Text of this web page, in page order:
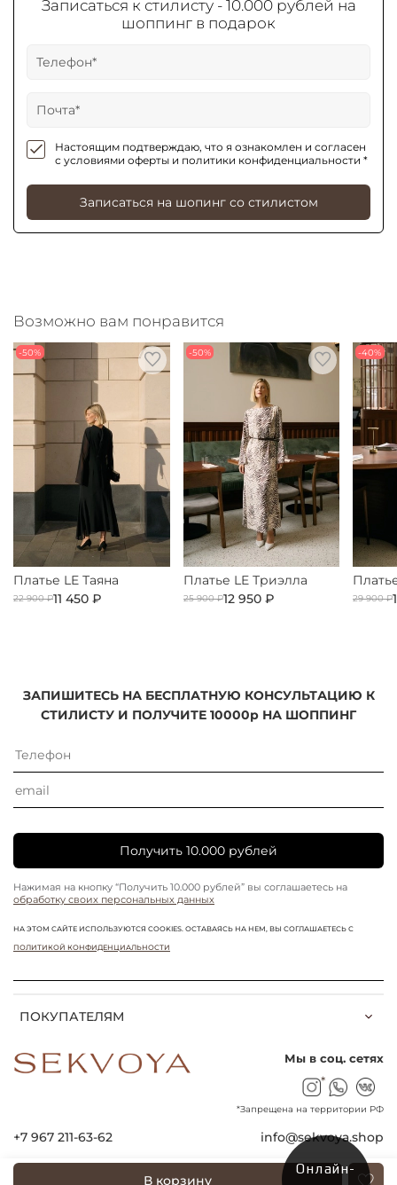
В корзину
Записаться к стилисту - 10.000 рублей на
шоппинг в подарок
Настоящим подтверждаю, что я ознакомлен и согласен
с условиями оферты и политики конфиденциальности *
Записаться на шопинг со стилистом
Возможно вам понравится
-50%
Платье LE Таяна
22 900 ₽11 450 ₽
-50%
Платье LE Триэлла
25 900 ₽12 950 ₽
-40%
29 900 ₽
ПОКУПАТЕЛЯМ
ЗАПИШИТЕСЬ НА БЕСПЛАТНУЮ КОНСУЛЬТАЦИЮ К
СТИЛИСТУ И ПОЛУЧИТЕ 10000р НА ШОППИНГ
Получить 10.000 рублей
Нажимая на кнопку “Получить 10.000 рублей” вы соглашаетесь на
обработку своих персональных данных
НА ЭТОМ САЙТЕ ИСПОЛЬЗУЮТСЯ COOKIES. ОСТАВАЯСЬ НА НЕМ, ВЫ СОГЛАШАЕТЕСЬ С
ПОЛИТИКОЙ КОНФИДЕНЦИАЛЬНОСТИ
+7 967 211-63-62 info@sekvoya.shop
Мы в соц. сетях
*
*Запрещена на территории РФ
Онлайн-